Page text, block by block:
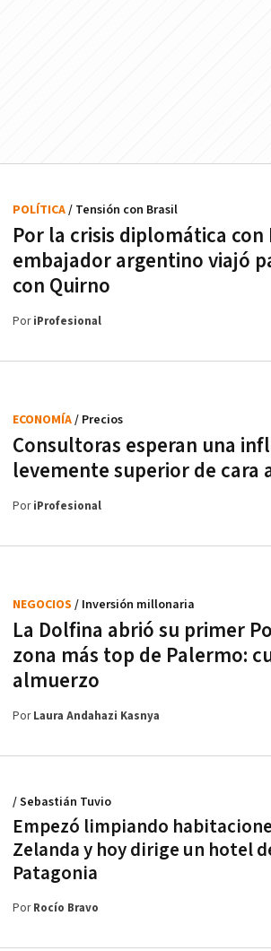
Por la crisis diplomática con
embajador argentino viajó
con Quirno
POLÍTICA/ Tensión con Brasil
PoriProfesional
Consultoras esperan una
levemente superior de cara
ECONOMÍA/ Precios
PoriProfesional
La Dolfina abrió su primer
zona más top de Palermo:
almuerzo
NEGOCIOS / Inversión millonaria
PorLaura Andahazi Kasnya
Empezó limpiando
Zelanda y hoy dirige un hotel
Patagonia
/ Sebastián Tuvio
PorRocío Bravo